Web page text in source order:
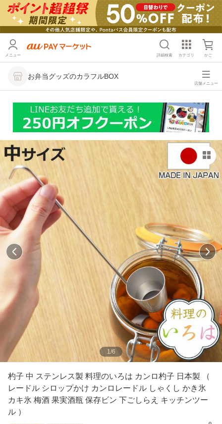
メニュー 詳細検索 カテゴリ かご
お弁当グッズのカラフルBOX
店舗メニュー
1 /6
杓子 中 ステンレス製 料理のいろは カンロ杓子 日本製 （
レードル シロップかけ カンロレードル しゃくし かき氷
カキ氷 梅酒 果実酒瓶 保存ビン 下ごしらえ キッチンツー
ル ）